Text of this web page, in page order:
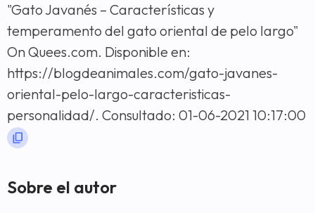
"Gato Javanés – Características y
temperamento del gato oriental de pelo largo"
On Quees.com. Disponible en:
https://blogdeanimales.com/gato-javanes-
oriental-pelo-largo-caracteristicas-
personalidad/. Consultado: 01-06-2021 10:17:00
Sobre el autor